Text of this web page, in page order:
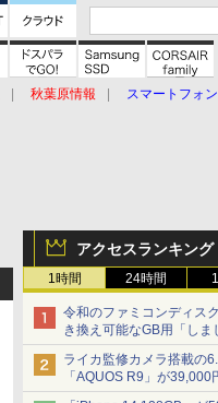
秋葉原情報
スマートフォン
アクセスランキング
1時間 24時間
令和のファミコンディス
き換え可能なGB用「しま
ム」
ライカ監修カメラ搭載の
「AQUOS R9」が